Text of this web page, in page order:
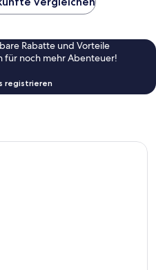
Rabatte und Vorteile
für noch mehr Abenteuer!
registrieren